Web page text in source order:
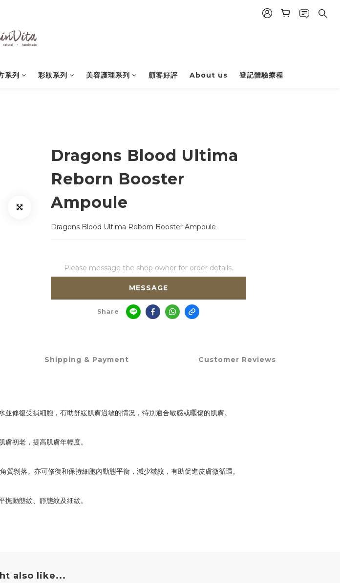
系列 彩妝系列 美容護理系列 顧客好評 About us 登記體驗療程
Dragons Blood Ultima
Reborn Booster
Ampoule
Dragons Blood Ultima Reborn Booster Ampoule
Please message the shop owner for order details.
MESSAGE
Share
Shipping & Payment Customer Reviews
修復受損細胞，有助舒緩肌膚過敏的情況，特別適合敏感或曬傷的肌膚。
初老，提高肌膚年輕度。
落。亦可修復和保持細胞內動態平衡，減少皺紋，有助促進皮膚微循環。
動態紋、靜態紋及細紋。
also like...